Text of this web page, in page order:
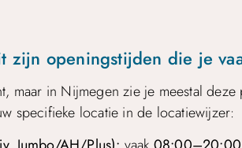
zijn openingstijden die je
maar in Nijmegen zie je meestal
specifieke locatie in de locatiewijzer: